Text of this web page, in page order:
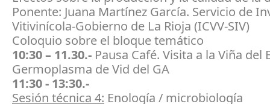
Ponente: Juana Martínez García. Servicio de
Vitivinícola-Gobierno de La Rioja (ICVV-SIV)
Coloquio sobre el bloque temático
10:30 – 11.30.- Pausa Café. Visita a la Viña del
Germoplasma de Vid del GA
11:30 - 13:30.-
Sesión técnica 4: Enología / microbiología